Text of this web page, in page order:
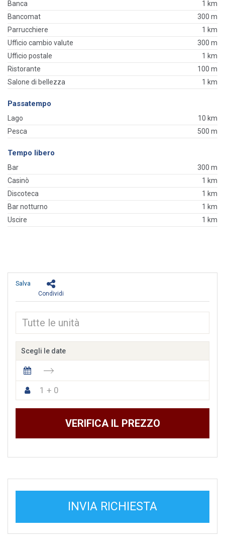
Banca
1 km
Bancomat
300 m
Parrucchiere
1 km
Ufficio cambio valute
300 m
Ufficio postale
1 km
Ristorante
100 m
Salone di bellezza
1 km
Passatempo
Lago
10 km
Pesca
500 m
Tempo libero
Bar
300 m
Casinò
1 km
Discoteca
1 km
Bar notturno
1 km
Uscire
1 km
Condividi
Salva
Scegli le date
1 + 0
VERIFICA IL PREZZO
INVIA RICHIESTA